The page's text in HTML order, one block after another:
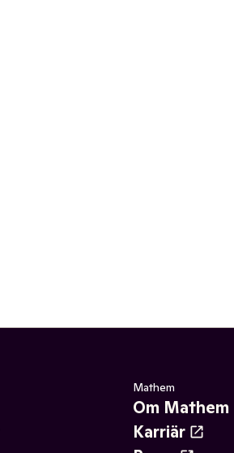
Mathem
Om Mathem
Karriär